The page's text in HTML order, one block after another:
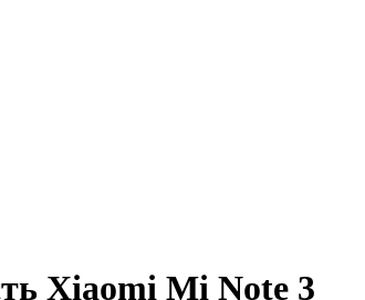
Xiaomi Mi Note 3